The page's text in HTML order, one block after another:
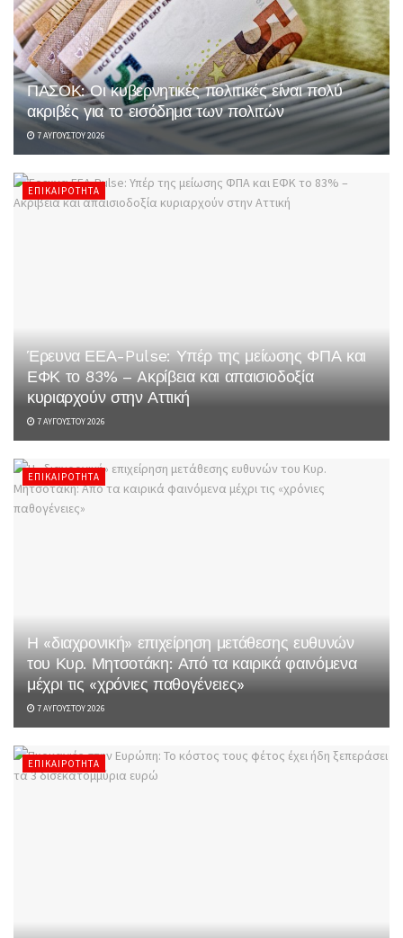
ΠΑΣΟΚ: Οι κυβερνητικές πολιτικές είναι πολύ
ακριβές για το εισόδημα των πολιτών
7 ΑΥΓΟΎΣΤΟΥ 2026
ΕΠΙΚΑΙΡΌΤΗΤΑ
Έρευνα ΕΕΑ-Pulse: Υπέρ της μείωσης ΦΠΑ και
ΕΦΚ το 83% – Aκρίβεια και απαισιοδοξία
κυριαρχούν στην Αττική
7 ΑΥΓΟΎΣΤΟΥ 2026
ΕΠΙΚΑΙΡΌΤΗΤΑ
Η «διαχρονική» επιχείρηση μετάθεσης ευθυνών
του Κυρ. Μητσοτάκη: Από τα καιρικά φαινόμενα
μέχρι τις «χρόνιες παθογένειες»
7 ΑΥΓΟΎΣΤΟΥ 2026
ΕΠΙΚΑΙΡΌΤΗΤΑ